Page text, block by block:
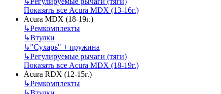
Показать все Acura MDX (13-16г.)
Acura MDX (18-19г.)
↳Ремкомплекты
↳Втулки
↳"Сухарь" + пружина
↳Регулируемые рычаги (тяги)
Показать все Acura MDX (18-19г.)
Acura RDX (12-15г.)
↳Ремкомплекты